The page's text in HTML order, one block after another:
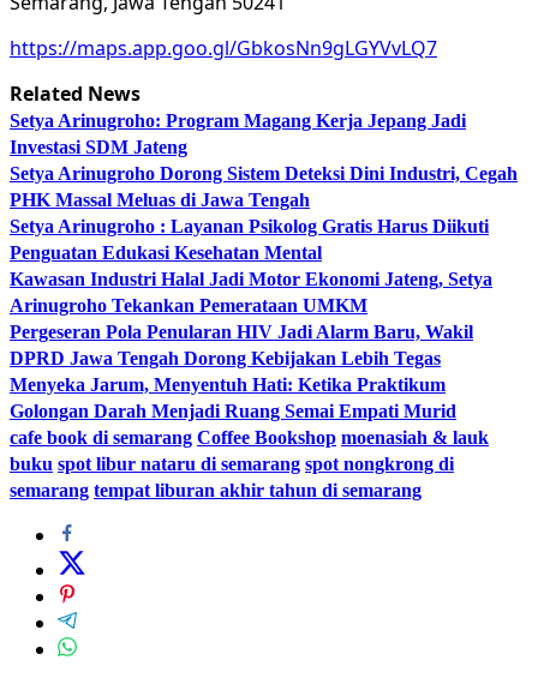
https://maps.app.goo.gl/GbkosNn9gLGYVvLQ7
Related News
Setya Arinugroho: Program Magang Kerja Jepang Jadi
Investasi SDM Jateng
Setya Arinugroho Dorong Sistem Deteksi Dini Industri, Cegah
PHK Massal Meluas di Jawa Tengah
Setya Arinugroho : Layanan Psikolog Gratis Harus Diikuti
Penguatan Edukasi Kesehatan Mental
Kawasan Industri Halal Jadi Motor Ekonomi Jateng, Setya
Arinugroho Tekankan Pemerataan UMKM
Pergeseran Pola Penularan HIV Jadi Alarm Baru, Wakil
DPRD Jawa Tengah Dorong Kebijakan Lebih Tegas
Menyeka Jarum, Menyentuh Hati: Ketika Praktikum
Golongan Darah Menjadi Ruang Semai Empati Murid
cafe book di semarang Coffee Bookshop moenasiah & lauk
buku spot libur nataru di semarang spot nongkrong di
semarang tempat liburan akhir tahun di semarang